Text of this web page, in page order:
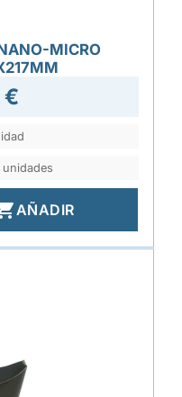
MICRO
€
unidades
AÑADIR